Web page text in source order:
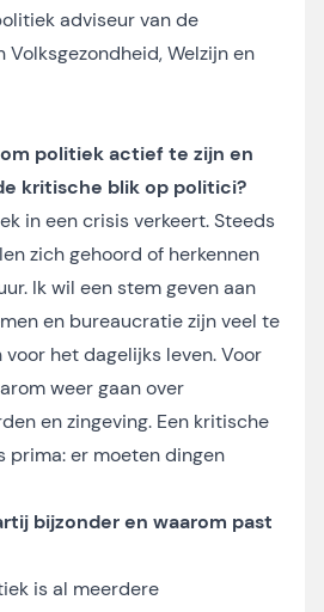
adviseur van de
Welzijn en
politiek actief te zijn en
kritische blik op politici?
in een crisis verkeert. Steeds
zich gehoord of herkennen
Ik wil een stem geven aan
en bureaucratie zijn veel te
het dagelijks leven. Voor
weer gaan over
en zingeving. Een kritische
prima: er moeten dingen
bijzonder en waarom past
is al meerdere